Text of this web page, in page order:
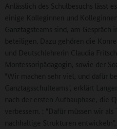
Anlässlich des Schulbesuchs lässt
einige Kolleginnen und
Ganztagsteams sind, am Gespräch
beteiligen. Dazu gehören die
und Deutschlehrerin Claudia
Montessoripädagogin, sowie der
"Wir machen sehr viel, und dafür
Ganztagsschulteams", erklärt
nach der ersten Aufbauphase, die
verbessern. : "Dafür müssen wir
nachhaltige Strukturen